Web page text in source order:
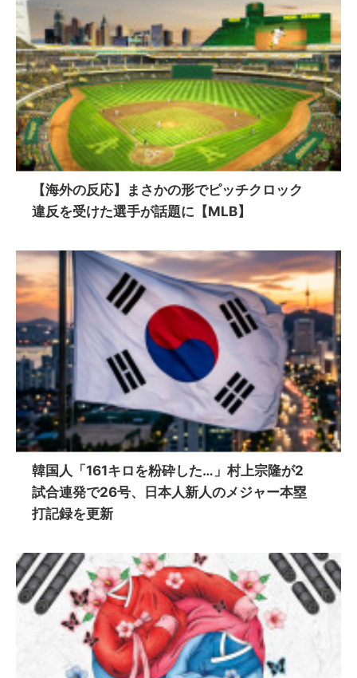
【海外の反応】まさかの形でピッチクロック
違反を受けた選手が話題に【MLB】
韓国人「161キロを粉砕した…」村上宗隆が2
試合連発で26号、日本人新人のメジャー本塁
打記録を更新